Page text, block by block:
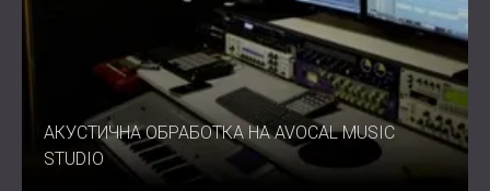
АКУСТИЧНА ОБРАБОТКА НА AVOCAL MUSIC
STUDIO